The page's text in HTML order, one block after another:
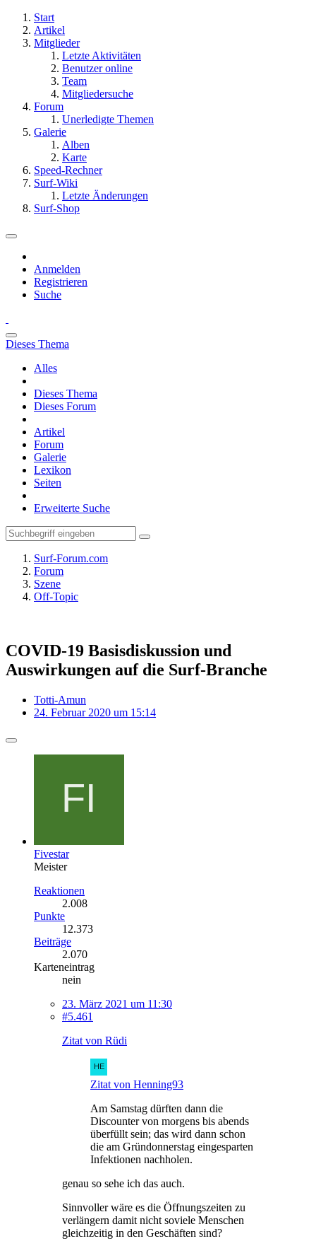
Start
Artikel
Mitglieder
Letzte Aktivitäten
Benutzer online
Team
Mitgliedersuche
Forum
Unerledigte Themen
Galerie
Alben
Karte
Speed-Rechner
Surf-Wiki
Letzte Änderungen
Surf-Shop
Anmelden
Registrieren
Suche
Dieses Thema
Alles
Dieses Thema
Dieses Forum
Artikel
Forum
Galerie
Lexikon
Seiten
Erweiterte Suche
Surf-Forum.com
Forum
Szene
Off-Topic
COVID-19 Basisdiskussion und
Auswirkungen auf die Surf-Branche
Totti-Amun
24. Februar 2020 um 15:14
Fivestar
Meister
Reaktionen
2.008
Punkte
12.373
Beiträge
2.070
Karteneintrag
nein
23. März 2021 um 11:30
#5.461
Zitat von Rüdi
Zitat von Henning93
Am Samstag dürften dann die
Discounter von morgens bis abends
überfüllt sein; das wird dann schon
die am Gründonnerstag eingesparten
Infektionen nachholen.
genau so sehe ich das auch.
Sinnvoller wäre es die Öffnungszeiten zu
verlängern damit nicht soviele Menschen
gleichzeitig in den Geschäften sind?